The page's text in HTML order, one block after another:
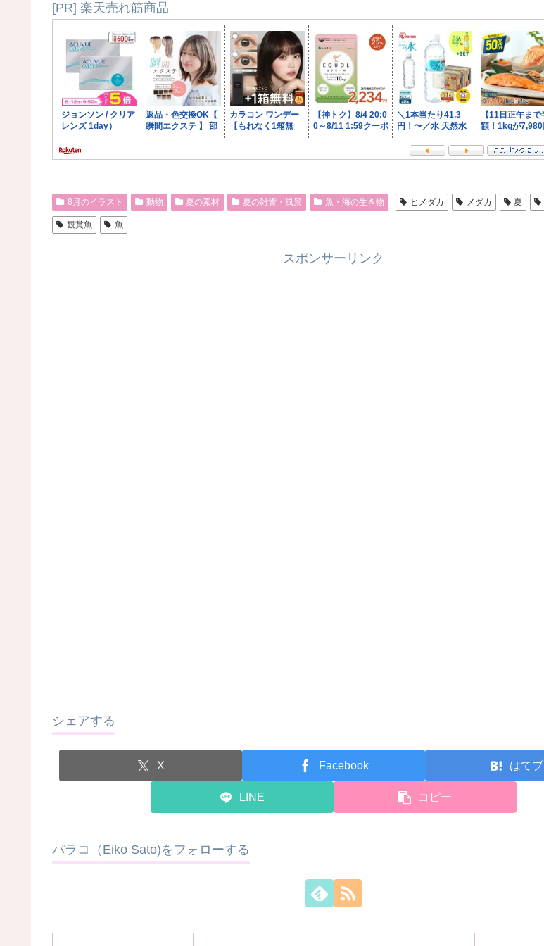
[PR] 楽天売れ筋商品
8月のイラスト 動物 夏の素材 夏の雑貨・風景 魚・海の生き物 ヒメダカ メダカ 夏
観賞魚 魚
スポンサーリンク
シェアする
X Facebook はてブ
LINE コピー
パラコ（Eiko Sato)をフォローする